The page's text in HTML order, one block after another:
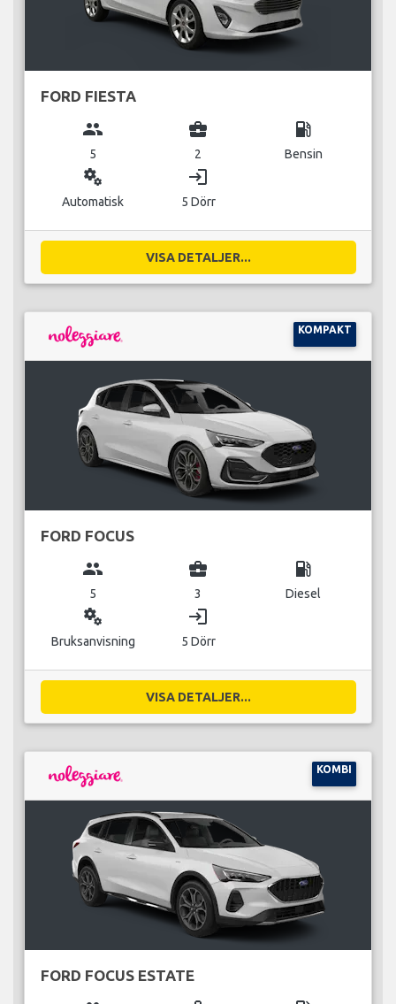
FORD FIESTA
group
5
business_center
2
local_gas_station
Bensin
miscellaneous_services
Automatisk
login
5 Dörr
VISA DETALJER...
KOMPAKT
FORD FOCUS
group
5
business_center
3
local_gas_station
Diesel
miscellaneous_services
Bruksanvisning
login
5 Dörr
VISA DETALJER...
KOMBI
FORD FOCUS ESTATE